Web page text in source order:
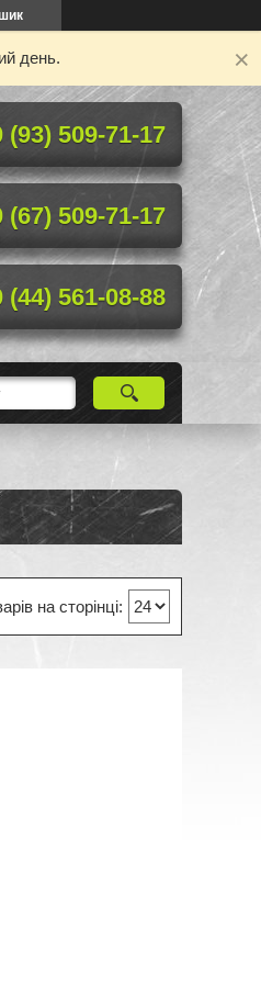
день.
(93) 509-71-17
(67) 509-71-17
(44) 561-08-88